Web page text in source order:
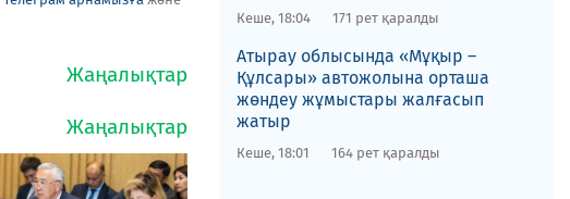
Кеше, 18:04 171 рет қаралды
​Атырау облысында «Мұқыр –
Құлсары» автожолына орташа
жөндеу жұмыстары жалғасып
жатыр
Кеше, 18:01 164 рет қаралды